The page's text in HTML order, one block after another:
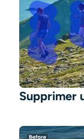
Supprimer